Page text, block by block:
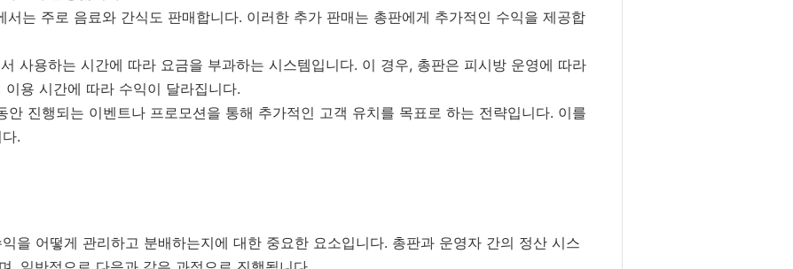
서는 주로 음료와 간식도 판매합니다. 이러한 추가 판매는 총판에게 추가적인 수익을 제공합
사용하는 시간에 따라 요금을 부과하는 시스템입니다. 이 경우, 총판은 피시방 운영에 따라
용 시간에 따라 수익이 달라집니다.
안 진행되는 이벤트나 프로모션을 통해 추가적인 고객 유치를 목표로 하는 전략입니다. 이를
.
을 어떻게 관리하고 분배하는지에 대한 중요한 요소입니다. 총판과 운영자 간의 정산 시스